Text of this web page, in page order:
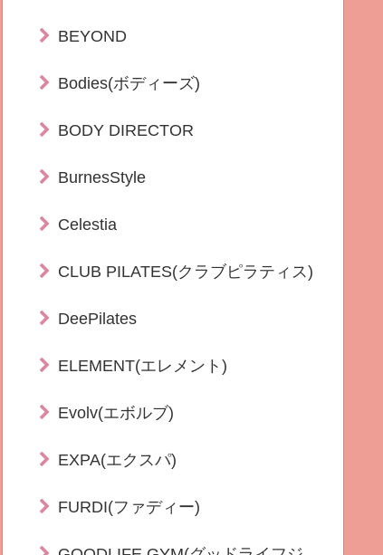
BEYOND
Bodies(ボディーズ)
BODY DIRECTOR
BurnesStyle
Celestia
CLUB PILATES(クラブピラティス)
DeePilates
ELEMENT(エレメント)
Evolv(エボルブ)
EXPA(エクスパ)
FURDI(ファディー)